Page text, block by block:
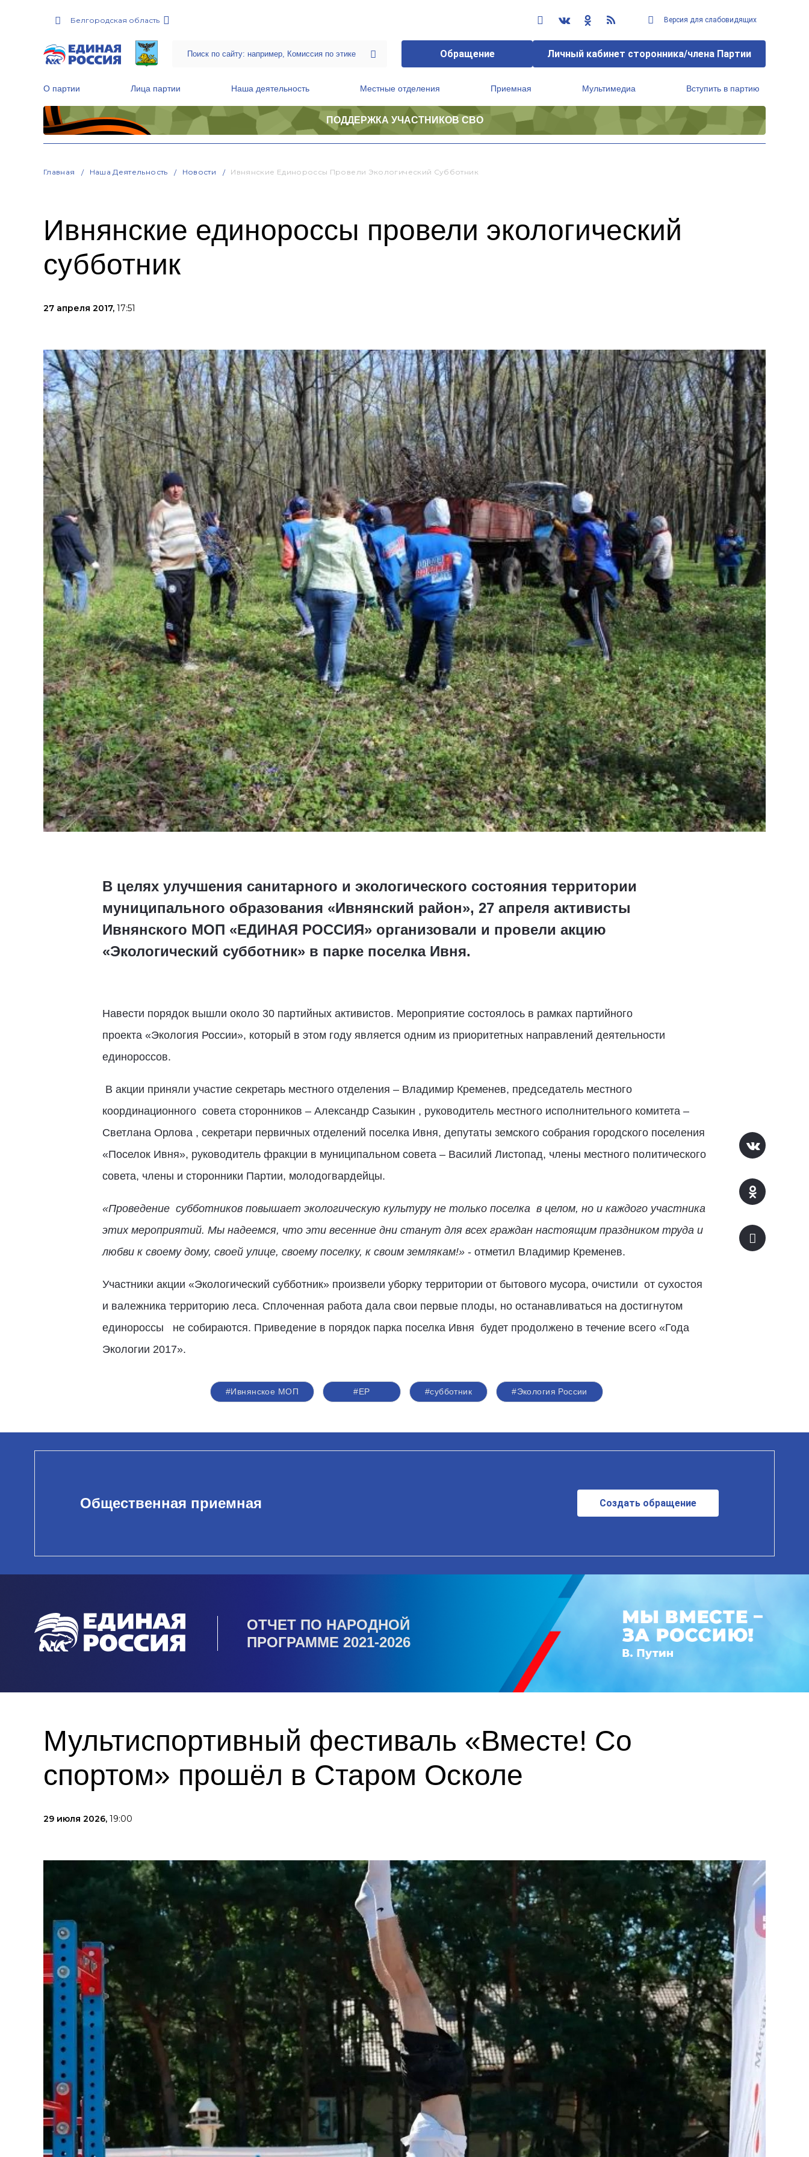
Белгородская область Версия для слабовидящих
Обращение Личный кабинет сторонника/члена Партии
О партии Лица партии Наша деятельность Местные отделения Приемная Мультимедиа Вступить в партию
ПОДДЕРЖКА УЧАСТНИКОВ СВО
Главная Наша Деятельность Новости Ивнянские Единороссы Провели Экологический Субботник
Ивнянские единороссы провели экологический
субботник
27 апреля 2017, 17:51
В целях улучшения санитарного и экологического состояния территории
муниципального образования «Ивнянский район», 27 апреля активисты
Ивнянского МОП «ЕДИНАЯ РОССИЯ» организовали и провели акцию
«Экологический субботник» в парке поселка Ивня.
Навести порядок вышли около 30 партийных активистов. Мероприятие состоялось в рамках партийного
проекта «Экология России», который в этом году является одним из приоритетных направлений деятельности
единороссов.
В акции приняли участие секретарь местного отделения – Владимир Кременев, председатель местного
координационного совета сторонников – Александр Сазыкин , руководитель местного исполнительного комитета –
Светлана Орлова , секретари первичных отделений поселка Ивня, депутаты земского собрания городского поселения
«Поселок Ивня», руководитель фракции в муниципальном совета – Василий Листопад, члены местного политического
совета, члены и сторонники Партии, молодогвардейцы.
«Проведение субботников повышает экологическую культуру не только поселка в целом, но и каждого участника
этих мероприятий. Мы надеемся, что эти весенние дни станут для всех граждан настоящим праздником труда и
любви к своему дому, своей улице, своему поселку, к своим землякам!»- отметил Владимир Кременев.
Участники акции «Экологический субботник» произвели уборку территории от бытового мусора, очистили от сухостоя
и валежника территорию леса. Сплоченная работа дала свои первые плоды, но останавливаться на достигнутом
единороссы не собираются. Приведение в порядок парка поселка Ивня будет продолжено в течение всего «Года
Экологии 2017».
#Ивнянское МОП #ЕР #субботник #Экология России
Общественная приемная Создать обращение
ОТЧЕТ ПО НАРОДНОЙ
ПРОГРАММЕ 2021-2026
Мультиспортивный фестиваль «Вместе! Со
спортом» прошёл в Старом Осколе
29 июля 2026, 19:00